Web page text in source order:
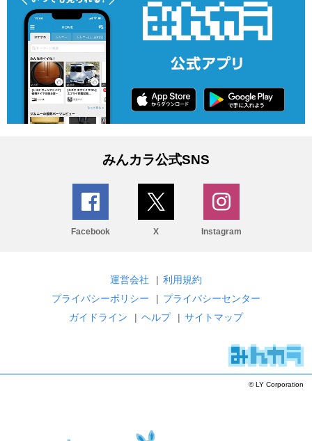
みんカラ公式SNS
Facebook X Instagram
運営会社 | 利用規約
プライバシーポリシー
| プライバシーセンター
ガイドライン
| ヘルプ | サイトマップ
© LY Corporation